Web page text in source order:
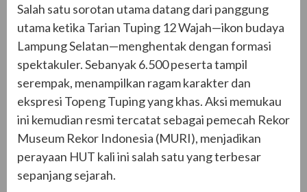
Salah satu sorotan utama datang dari panggung
utama ketika Tarian Tuping 12 Wajah—ikon budaya
Lampung Selatan—menghentak dengan formasi
spektakuler. Sebanyak 6.500 peserta tampil
serempak, menampilkan ragam karakter dan
ekspresi Topeng Tuping yang khas. Aksi memukau
ini kemudian resmi tercatat sebagai pemecah Rekor
Museum Rekor Indonesia (MURI), menjadikan
perayaan HUT kali ini salah satu yang terbesar
sepanjang sejarah.